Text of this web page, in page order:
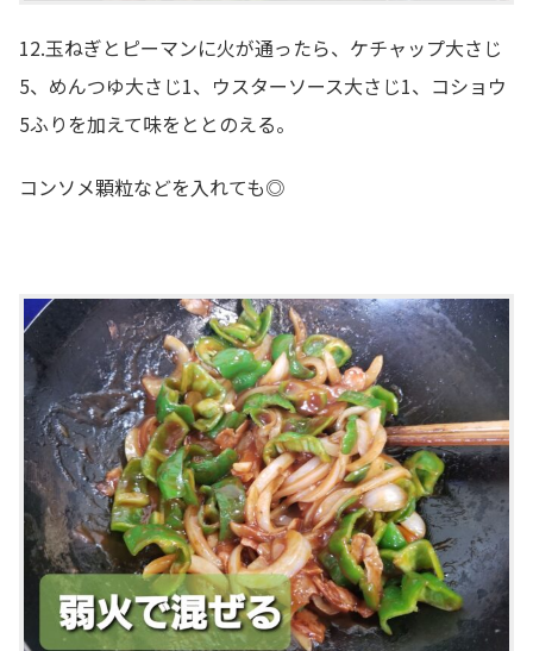
12.玉ねぎとピーマンに火が通ったら、ケチャップ大さじ
5、めんつゆ大さじ1、ウスターソース大さじ1、コショウ
5ふりを加えて味をととのえる。
コンソメ顆粒などを入れても◎